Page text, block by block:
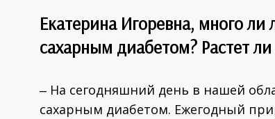
Екатерина Игоревна, много
сахарным диабетом? Растет
‒ На сегодняшний день в нашей
сахарным диабетом. Ежегодный